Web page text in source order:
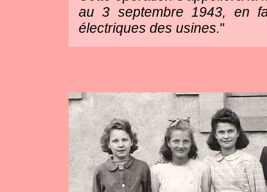
au 3 septembre 1943, en
électriques des usines."